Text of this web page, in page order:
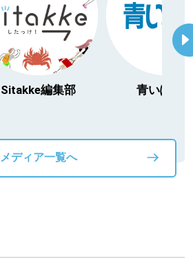
青いぽすと
「北海道３
メディア一覧へ